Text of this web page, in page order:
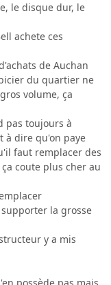
le disque dur, le
achete ces
de Auchan
du quartier ne
volume, ça
pas toujours à
à dire qu'on paye
faut remplacer des
coute plus cher au
la grosse
y a mis